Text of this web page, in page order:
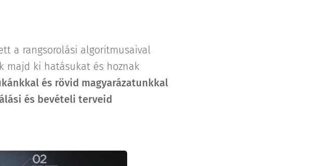
a rangsorolási algoritmusaival
majd ki hatásukat és hoznak
és rövid magyarázatunkkal
és bevételi terveid